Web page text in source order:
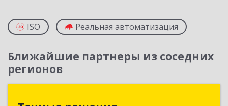
ISO Реальная автоматизация
Ближайшие партнеры из соседних
регионов